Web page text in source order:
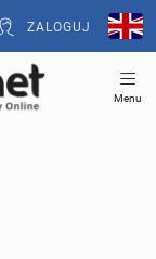
ZALOGUJ
Menu